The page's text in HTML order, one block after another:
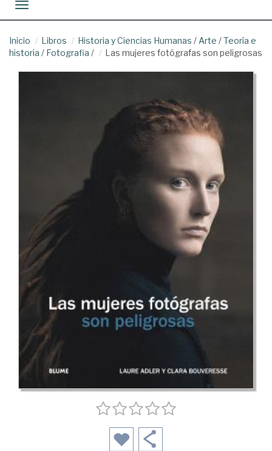
Toggle navigation
Inicio Libros Historia y Ciencias Humanas / Arte /Teoría e
historia / Fotografia / Las mujeres fotógrafas son peligrosas